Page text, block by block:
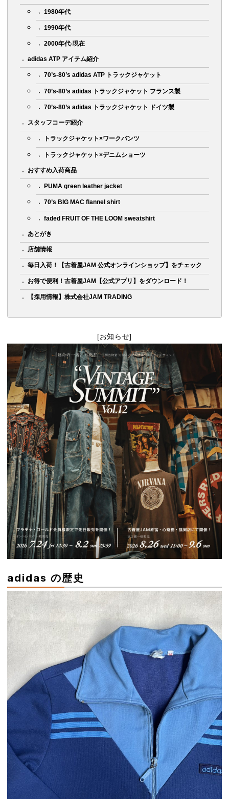
1980年代
1990年代
2000年代-現在
adidas ATP アイテム紹介
70’s-80’s adidas ATP トラックジャケット
70’s-80’s adidas トラックジャケット フランス製
70’s-80’s adidas トラックジャケット ドイツ製
スタッフコーデ紹介
トラックジャケット×ワークパンツ
トラックジャケット×デニムショーツ
おすすめ入荷商品
PUMA green leather jacket
70’s BIG MAC flannel shirt
faded FRUIT OF THE LOOM sweatshirt
あとがき
店舗情報
毎日入荷！【古着屋JAM 公式オンラインショップ】をチェック
お得で便利！古着屋JAM【公式アプリ】をダウンロード！
【採用情報】株式会社JAM TRADING
[お知らせ]
adidas の歴史